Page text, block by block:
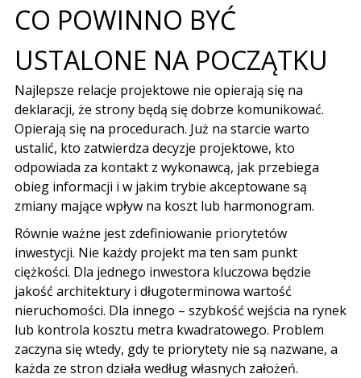
CO POWINNO BYĆ
USTALONE NA POCZĄTKU
Najlepsze relacje projektowe nie opierają się na
deklaracji, że strony będą się dobrze komunikować.
Opierają się na procedurach. Już na starcie warto
ustalić, kto zatwierdza decyzje projektowe, kto
odpowiada za kontakt z wykonawcą, jak przebiega
obieg informacji i w jakim trybie akceptowane są
zmiany mające wpływ na koszt lub harmonogram.
Równie ważne jest zdefiniowanie priorytetów
inwestycji. Nie każdy projekt ma ten sam punkt
ciężkości. Dla jednego inwestora kluczowa będzie
jakość architektury i długoterminowa wartość
nieruchomości. Dla innego – szybkość wejścia na rynek
lub kontrola kosztu metra kwadratowego. Problem
zaczyna się wtedy, gdy te priorytety nie są nazwane, a
każda ze stron działa według własnych założeń.